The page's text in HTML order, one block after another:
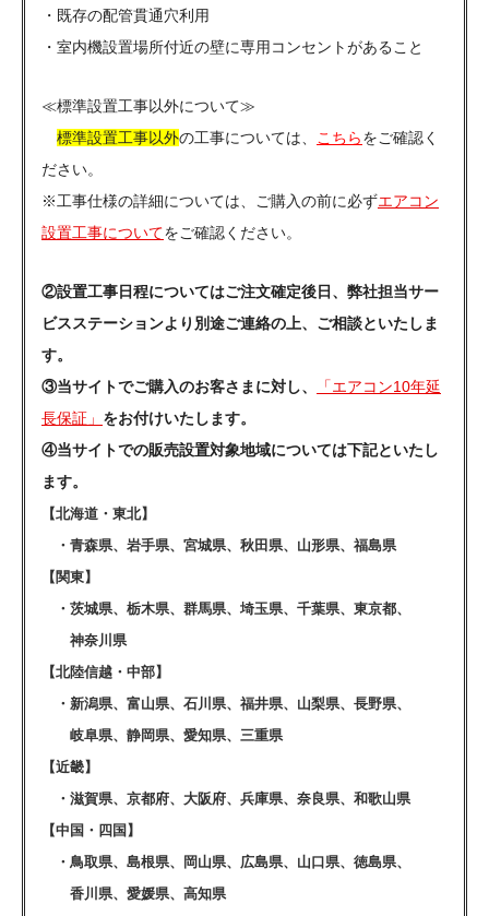
・既存の配管貫通穴利用
・室内機設置場所付近の壁に専用コンセントがあること
≪標準設置工事以外について≫
標準設置工事以外の工事については、 こちらをご確認く
ださい。
※工事仕様の詳細については、ご購入の前に必ずエアコン
設置工事についてをご確認ください。
②設置工事日程についてはご注文確定後日、弊社担当サー
ビスステーションより別途ご連絡の上、ご相談といたしま
す。
③当サイトでご購入のお客さまに対し、
「エアコン10年延
長保証」 をお付けいたします。
④当サイトでの販売設置対象地域については下記といたし
ます。
【北海道・東北】
・青森県、岩手県、宮城県、秋田県、山形県、福島県
【関東】
・茨城県、栃木県、群馬県、埼玉県、千葉県、東京都、
神奈川県
【北陸信越・中部】
・新潟県、富山県、石川県、福井県、山梨県、長野県、
岐阜県、静岡県、愛知県、三重県
【近畿】
・滋賀県、京都府、大阪府、兵庫県、奈良県、和歌山県
【中国・四国】
・鳥取県、島根県、岡山県、広島県、山口県、徳島県、
香川県、愛媛県、高知県